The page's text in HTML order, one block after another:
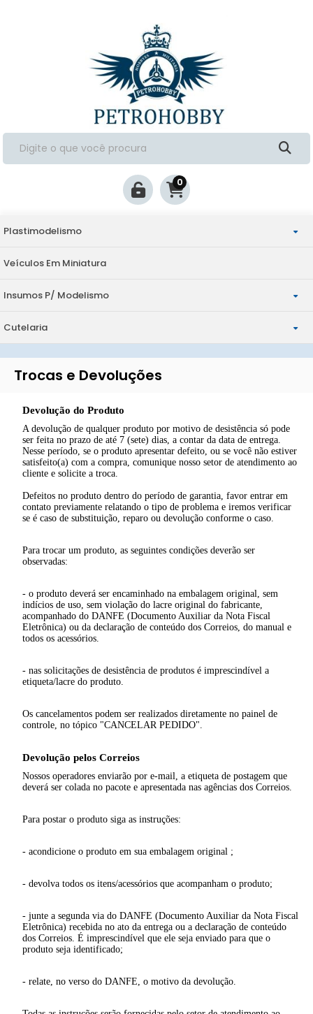
0
Plastimodelismo
Aviação
Escala 1/144
Escala 1/72
Escala 1/48
Outras Escalas
Modelos Montados
Militaria
Escala 1/35
Outras Escalas
Naval
Carros
Veículos Em Miniatura
Insumos P/ Modelismo
Decalques
Ferramentas
Cutelaria
Canivetes Esportivos
Multi Ferramentas
Trocas e Devoluções
Devolução do Produto
A devolução de qualquer produto por motivo de desistência só pode
ser feita no prazo de até 7 (sete) dias, a contar da data de entrega.
Nesse período, se o produto apresentar defeito, ou se você não estiver
satisfeito(a) com a compra, comunique nosso setor de atendimento ao
cliente e solicite a troca.
Defeitos no produto dentro do período de garantia, favor entrar em
contato previamente relatando o tipo de problema e iremos verificar
se é caso de substituição, reparo ou devolução conforme o caso.
Para trocar um produto, as seguintes condições deverão ser
observadas:
- o produto deverá ser encaminhado na embalagem original, sem
indícios de uso, sem violação do lacre original do fabricante,
acompanhado do DANFE (Documento Auxiliar da Nota Fiscal
Eletrônica) ou da declaração de conteúdo dos Correios, do manual e
todos os acessórios.
- nas solicitações de desistência de produtos é imprescindível a
etiqueta/lacre do produto.
Os cancelamentos podem ser realizados diretamente no painel de
controle, no tópico "CANCELAR PEDIDO".
Devolução pelos Correios
Nossos operadores enviarão por e-mail, a etiqueta de postagem que
deverá ser colada no pacote e apresentada nas agências dos Correios.
Para postar o produto siga as instruções:
- acondicione o produto em sua embalagem original ;
- devolva todos os itens/acessórios que acompanham o produto;
- junte a segunda via do DANFE (Documento Auxiliar da Nota Fiscal
Eletrônica) recebida no ato da entrega ou a declaração de conteúdo
dos Correios. É imprescindível que ele seja enviado para que o
produto seja identificado;
- relate, no verso do DANFE, o motivo da devolução.